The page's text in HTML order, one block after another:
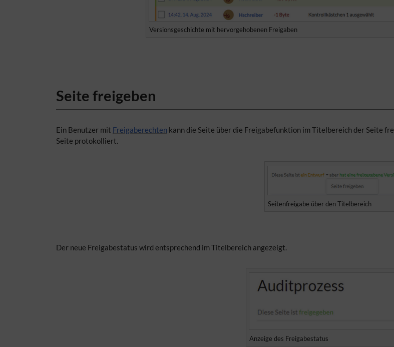
Versionsgeschichte mit hervorgehobenen Freigaben
Seite freigeben
Ein Benutzer mit Freigaberechten kann die Seite über die Freigabefunktion im Titelbereich der Seite
Seite protokolliert.
Seitenfreigabe über den Titelbereich
Der neue Freigabestatus wird entsprechend im Titelbereich angezeigt.
Anzeige des Freigabestatus